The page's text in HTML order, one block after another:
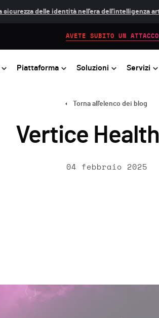
sicurezza delle identità nell'era dell'intelligenza
Piattaforma Soluzioni Servizi
AVETE SUBITO UN
Torna all'elenco dei blog
Vertice
04 febbraio 2025